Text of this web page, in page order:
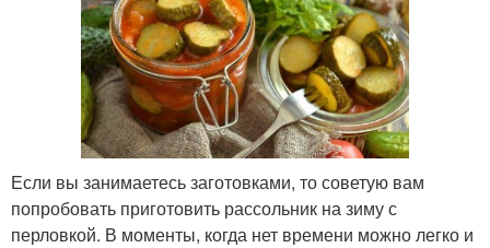
Если вы занимаетесь заготовками, то советую вам
попробовать приготовить рассольник на зиму с
перловкой. В моменты, когда нет времени можно легко и